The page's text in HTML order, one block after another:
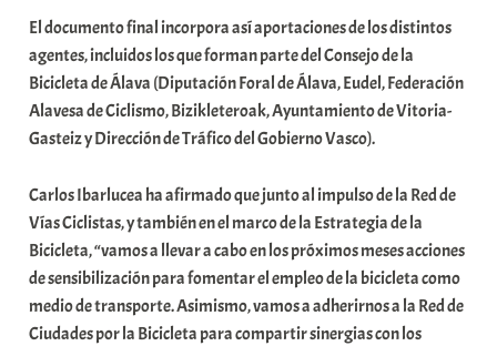
El documento final incorpora así aportaciones de los distintos
agentes, incluidos los que forman parte del Consejo de la
Bicicleta de Álava (Diputación Foral de Álava, Eudel, Federación
Alavesa de Ciclismo, Bizikleteroak, Ayuntamiento de Vitoria-
Gasteiz y Dirección de Tráfico del Gobierno Vasco).
Carlos Ibarlucea ha afirmado que junto al impulso de la Red de
Vías Ciclistas, y también en el marco de la Estrategia de la
Bicicleta, “vamos a llevar a cabo en los próximos meses acciones
de sensibilización para fomentar el empleo de la bicicleta como
medio de transporte. Asimismo, vamos a adherirnos a la Red de
Ciudades por la Bicicleta para compartir sinergias con los